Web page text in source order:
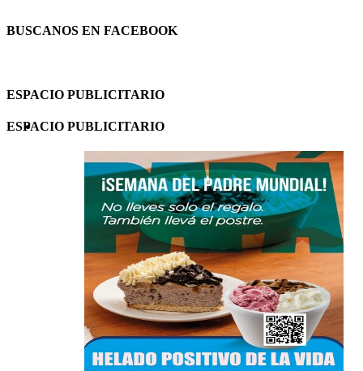
BUSCANOS EN FACEBOOK
ESPACIO PUBLICITARIO
ESPACIO PUBLICITARIO